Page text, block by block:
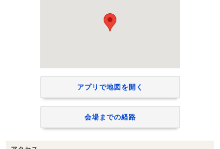
アプリで地図を開く
会場までの経路